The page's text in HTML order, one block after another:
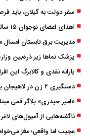
اهدای اعضای نوجوان ۱۵ ساله در گیلان؛ سه بیمار زندگی دوباره یافتند
مدیریت برق تابستان
یارانه نقدی و کالابرگ این
«امیر حیدری» بلاگر قمی
ناگفته‌هایی از آمپول‌های
عجیب اما واقعی؛ مغز